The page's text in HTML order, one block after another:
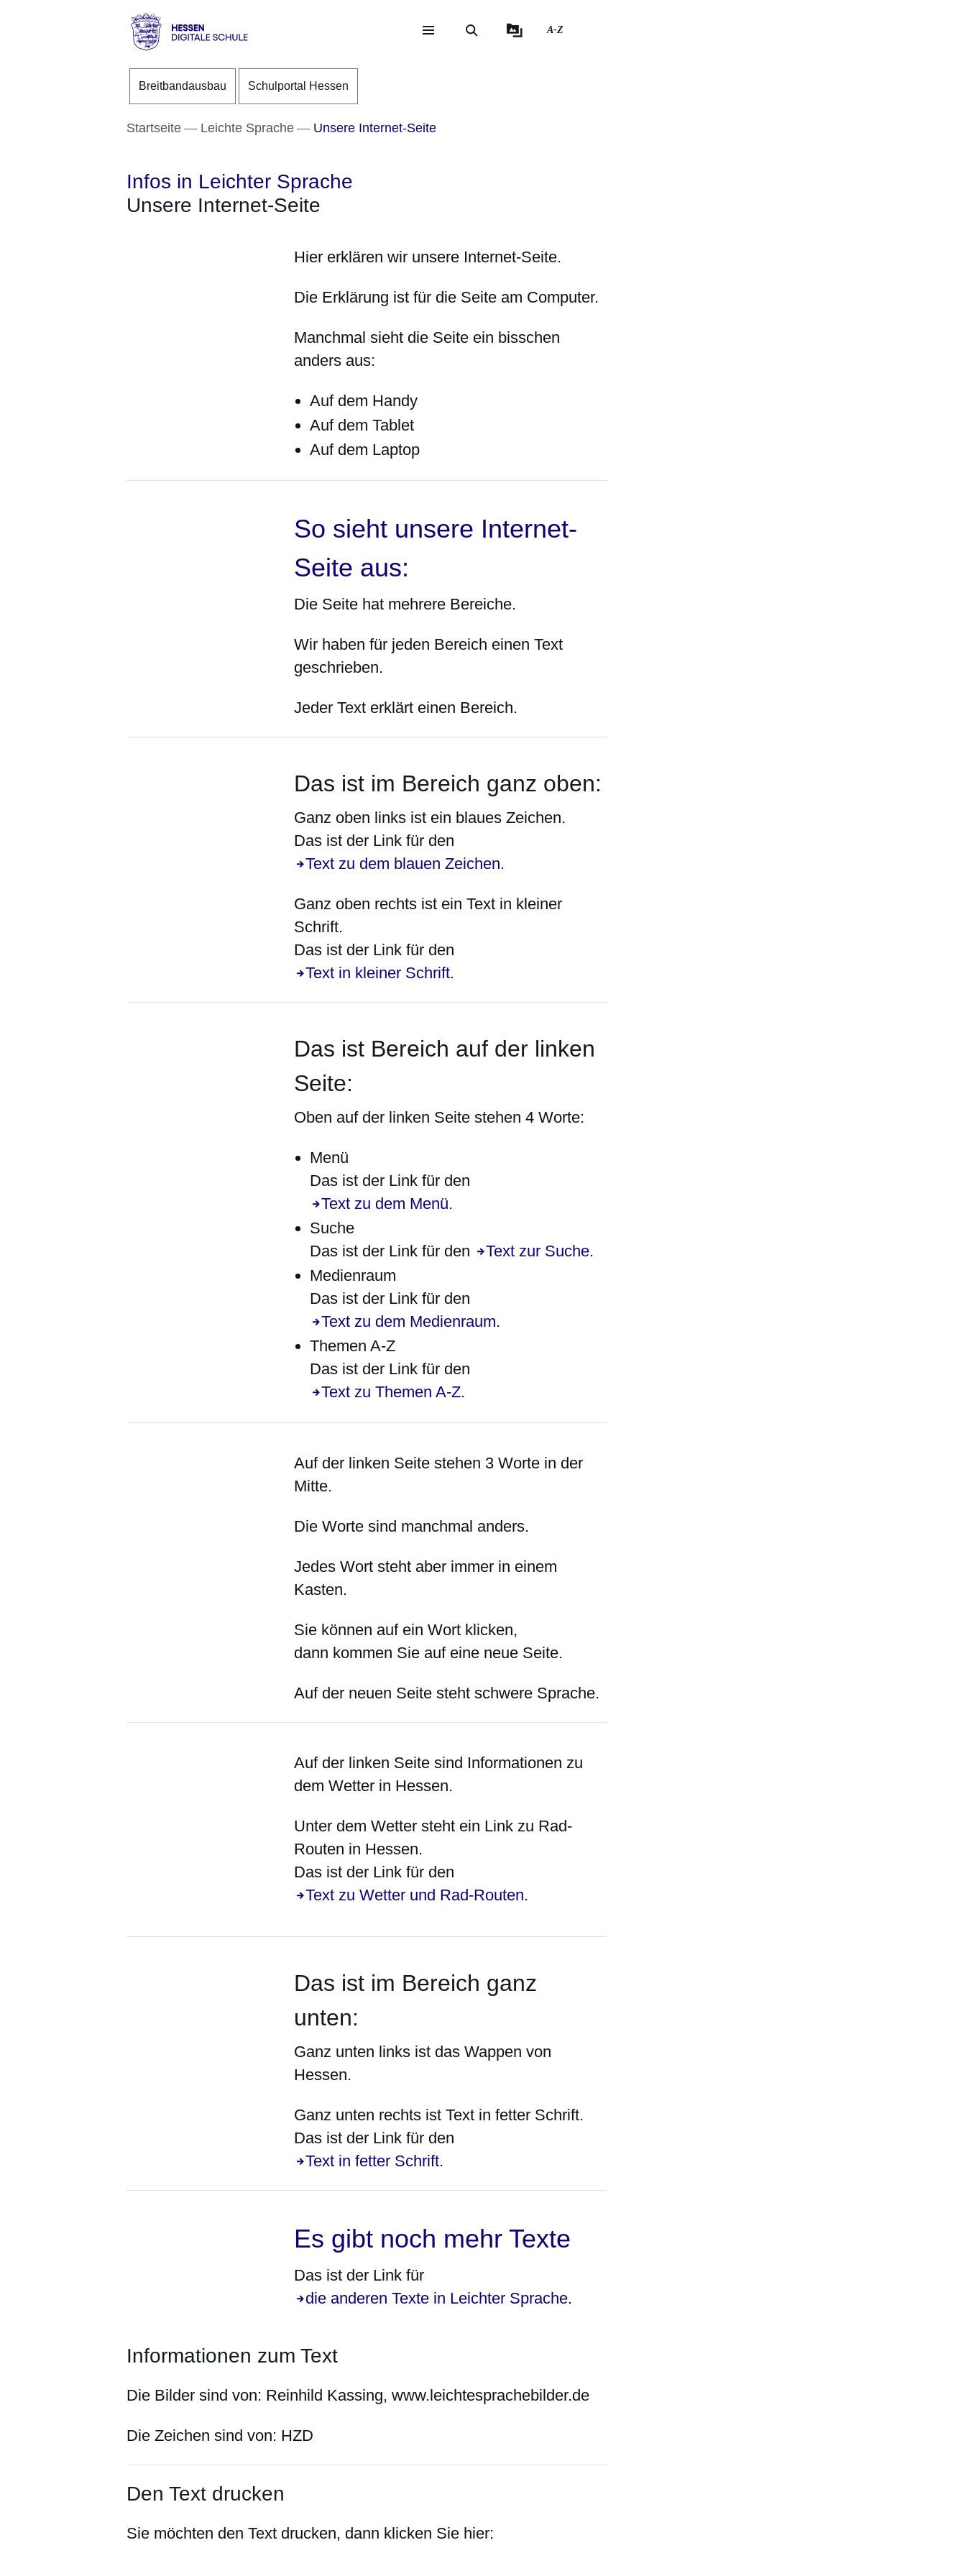
Direkt zum Kopf der Seite
Direkt zum Inhalt
Direkt zum Fuß der Seite
Digitale
A-Z
Breitbandausbau Schulportal Hessen
Startseite Leichte Sprache Unsere Internet-Seite
Infos in Leichter Sprache
Unsere Internet-Seite
Hier erklären wir unsere Internet-Seite.
Die Erklärung ist für die Seite am Computer.
Manchmal sieht die Seite ein bisschen
anders aus:
Auf dem Handy
Auf dem Tablet
Auf dem Laptop
So sieht unsere Internet-
Seite aus:
Die Seite hat mehrere Bereiche.
Wir haben für jeden Bereich einen Text
geschrieben.
Jeder Text erklärt einen Bereich.
Das ist im Bereich ganz oben:
Ganz oben links ist ein blaues Zeichen.
Das ist der Link für den
Text zu dem blauen Zeichen.
Ganz oben rechts ist ein Text in kleiner
Schrift.
Das ist der Link für den
Text in kleiner Schrift.
Das ist Bereich auf der linken
Seite:
Oben auf der linken Seite stehen 4 Worte:
Menü
Das ist der Link für den
Text zu dem Menü.
Suche
Das ist der Link für den
Text zur Suche.
Medienraum
Das ist der Link für den
Text zu dem Medienraum.
Themen A-Z
Das ist der Link für den
Text zu Themen A-Z.
Auf der linken Seite stehen 3 Worte in der
Mitte.
Die Worte sind manchmal anders.
Jedes Wort steht aber immer in einem
Kasten.
Sie können auf ein Wort klicken,
dann kommen Sie auf eine neue Seite.
Auf der neuen Seite steht schwere Sprache.
Auf der linken Seite sind Informationen zu
dem Wetter in Hessen.
Unter dem Wetter steht ein Link zu Rad-
Routen in Hessen.
Das ist der Link für den
Text zu Wetter und Rad-Routen.
Das ist im Bereich ganz
unten:
Ganz unten links ist das Wappen von
Hessen.
Ganz unten rechts ist Text in fetter Schrift.
Das ist der Link für den
Text in fetter Schrift.
Es gibt noch mehrTexte
Das ist der Link für
die anderen Texte in Leichter Sprache.
Informationen zum Text
Die Bilder sind von: Reinhild Kassing, www.leichtesprachebilder.de
Die Zeichen sind von: HZD
Den Text drucken
Sie möchten den Text drucken, dann klicken Sie hier: